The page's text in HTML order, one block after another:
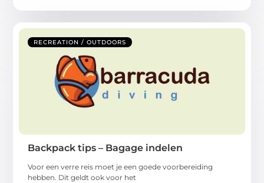
RECREATION / OUTDOORS
Backpack tips – Bagage indelen
Voor een verre reis moet je een goede voorbereiding
hebben. Dit geldt ook voor het